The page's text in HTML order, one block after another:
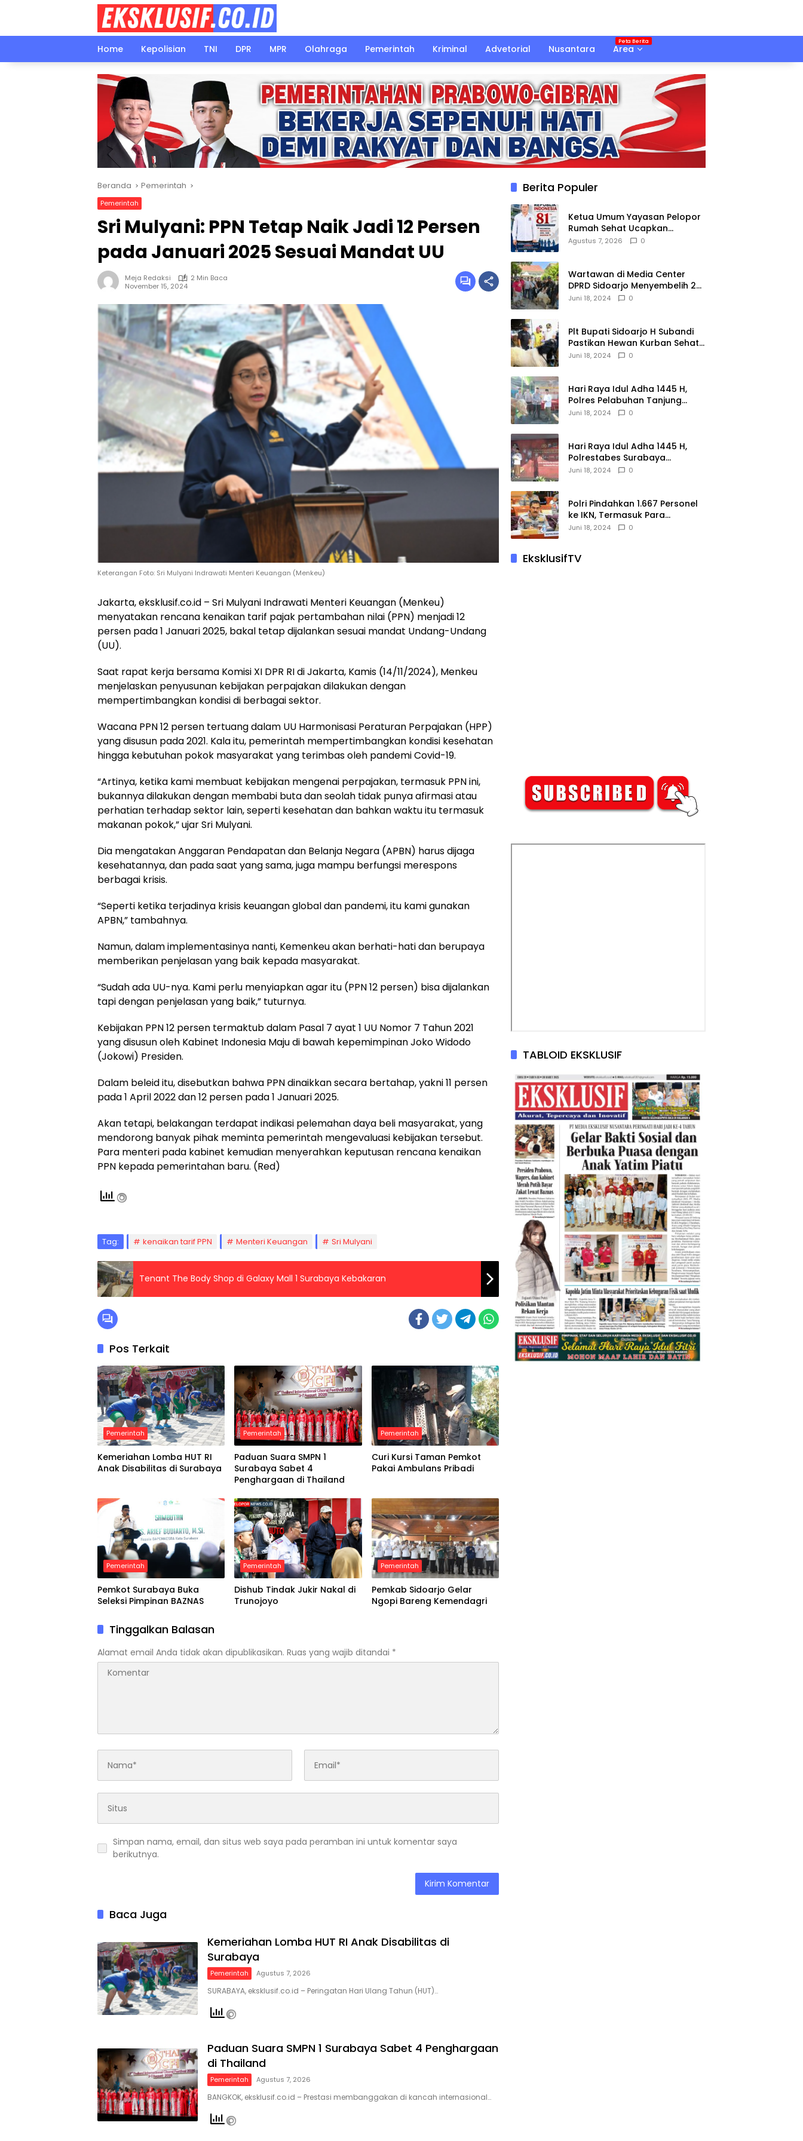
Home
Kepolisian TNI DPR MPR Olahraga Pemerintah Kriminal Advetorial Nusantara Area
Beranda Pemerintah
Pemerintah
Sri Mulyani: PPN Tetap Naik Jadi 12 Persen
pada Januari 2025 Sesuai Mandat UU
Meja Redaksi
2 Min Baca
November 15, 2024
Keterangan Foto: Sri Mulyani Indrawati Menteri Keuangan (Menkeu)
Jakarta, eksklusif.co.id – Sri Mulyani Indrawati Menteri Keuangan (Menkeu)
menyatakan rencana kenaikan tarif pajak pertambahan nilai (PPN) menjadi 12
persen pada 1 Januari 2025, bakal tetap dijalankan sesuai mandat Undang-Undang
(UU).
Saat rapat kerja bersama Komisi XI DPR RI di Jakarta, Kamis (14/11/2024), Menkeu
menjelaskan penyusunan kebijakan perpajakan dilakukan dengan
mempertimbangkan kondisi di berbagai sektor.
Wacana PPN 12 persen tertuang dalam UU Harmonisasi Peraturan Perpajakan (HPP)
yang disusun pada 2021. Kala itu, pemerintah mempertimbangkan kondisi kesehatan
hingga kebutuhan pokok masyarakat yang terimbas oleh pandemi Covid-19.
“Artinya, ketika kami membuat kebijakan mengenai perpajakan, termasuk PPN ini,
bukannya dilakukan dengan membabi buta dan seolah tidak punya afirmasi atau
perhatian terhadap sektor lain, seperti kesehatan dan bahkan waktu itu termasuk
makanan pokok,” ujar Sri Mulyani.
Dia mengatakan Anggaran Pendapatan dan Belanja Negara (APBN) harus dijaga
kesehatannya, dan pada saat yang sama, juga mampu berfungsi merespons
berbagai krisis.
“Seperti ketika terjadinya krisis keuangan global dan pandemi, itu kami gunakan
APBN,” tambahnya.
Namun, dalam implementasinya nanti, Kemenkeu akan berhati-hati dan berupaya
memberikan penjelasan yang baik kepada masyarakat.
“Sudah ada UU-nya. Kami perlu menyiapkan agar itu (PPN 12 persen) bisa dijalankan
tapi dengan penjelasan yang baik,” tuturnya.
Kebijakan PPN 12 persen termaktub dalam Pasal 7 ayat 1 UU Nomor 7 Tahun 2021
yang disusun oleh Kabinet Indonesia Maju di bawah kepemimpinan Joko Widodo
(Jokowi) Presiden.
Dalam beleid itu, disebutkan bahwa PPN dinaikkan secara bertahap, yakni 11 persen
pada 1 April 2022 dan 12 persen pada 1 Januari 2025.
Akan tetapi, belakangan terdapat indikasi pelemahan daya beli masyarakat, yang
mendorong banyak pihak meminta pemerintah mengevaluasi kebijakan tersebut.
Para menteri pada kabinet kemudian menyerahkan keputusan rencana kenaikan
PPN kepada pemerintahan baru. (Red)
Tag: kenaikan tarif PPN Menteri Keuangan Sri Mulyani
Tenant The Body Shop di Galaxy Mall 1 Surabaya Kebakaran
Pos Terkait
Pemerintah
Kemeriahan Lomba HUT RI
Anak Disabilitas di Surabaya
Pemerintah
Paduan Suara SMPN 1
Surabaya Sabet 4
Penghargaan di Thailand
Pemerintah
Curi Kursi Taman Pemkot
Pakai Ambulans Pribadi
Pemerintah
Pemkot Surabaya Buka
Seleksi Pimpinan BAZNAS
Pemerintah
Dishub Tindak Jukir Nakal di
Trunojoyo
Pemerintah
Pemkab Sidoarjo Gelar
Ngopi Bareng Kemendagri
Tinggalkan Balasan
Alamat email Anda tidak akan dipublikasikan. Ruas yang wajib ditandai *
Simpan nama, email, dan situs web saya pada peramban ini untuk komentar saya
berikutnya.
Baca Juga
Kemeriahan Lomba HUT RI Anak Disabilitas di
Surabaya
Pemerintah Agustus 7, 2026
SURABAYA, eksklusif.co.id – Peringatan Hari Ulang Tahun (HUT)…
Paduan Suara SMPN 1 Surabaya Sabet 4 Penghargaan
di Thailand
Pemerintah Agustus 7, 2026
BANGKOK, eksklusif.co.id – Prestasi membanggakan di kancah internasional…
Berita Populer
Ketua Umum Yayasan Pelopor
Rumah Sehat Ucapkan
Dirgahayu RI ke-81
Agustus 7, 2026 0
Wartawan di Media Center
DPRD Sidoarjo Menyembelih 2
Ekor Kambing
Juni 18, 2024 0
Plt Bupati Sidoarjo H Subandi
Pastikan Hewan Kurban Sehat
dan Aman
Juni 18, 2024 0
Hari Raya Idul Adha 1445 H,
Polres Pelabuhan Tanjung
Perak Salurkan 49 Hewan
Juni 18, 2024 0
Hari Raya Idul Adha 1445 H,
Polrestabes Surabaya
Menerima dan Menyalurkan
Juni 18, 2024 0
Polri Pindahkan 1.667 Personel
ke IKN, Termasuk Para
Jenderal.
Juni 18, 2024 0
EksklusifTV
TABLOID EKSKLUSIF